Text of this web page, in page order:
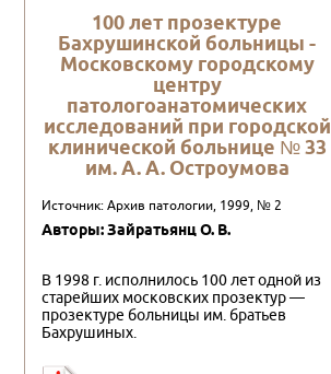
100 лет прозектуре
Бахрушинской больницы -
Московскому городскому
центру
патологоанатомических
исследований при городской
клинической больнице № 33
им. А. А. Остроумова
Источник: Архив патологии, 1999, № 2
Авторы: Зайратьянц О. В.
В 1998 г. исполнилось 100 лет одной из
старейших московских прозектур —
прозектуре больницы им. братьев
Бахрушиных.